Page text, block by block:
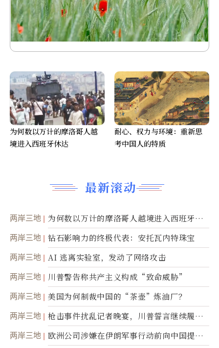
最新滚动
两岸三地
为何数以万计的摩洛哥人越境进入西班牙休
达
两岸三地 钻石影响力的终极代表：安托瓦内特珠宝
两岸三地 AI 逃离实验室，发动了网络攻击
两岸三地 川普警告称共产主义构成“致命威胁”
两岸三地 美国为何制裁中国的“茶壶”炼油厂？
两岸三地
枪击事件扰乱记者晚宴，川普誓言继续履行
职责
两岸三地
欧洲公司涉嫌在伊朗军事行动前向中国提供
为何数以万计的摩洛哥人越
境进入西班牙休达
耐心、权力与环境：重新思
考中国人的特质